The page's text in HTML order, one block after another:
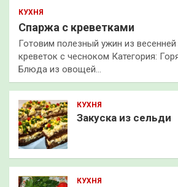
КУХНЯ
Спаржа с креветками
Готовим полезный ужин из
креветок с чесноком Категория:
Блюда из овощей…
КУХНЯ
Закуска из сельди
КУХНЯ